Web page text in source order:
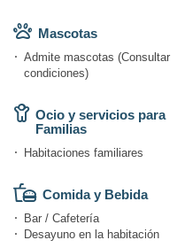
Mascotas
Admite mascotas (Consultar
condiciones)
Ocio y servicios para
Familias
Habitaciones familiares
Comida y Bebida
Bar / Cafetería
Desayuno en la habitación